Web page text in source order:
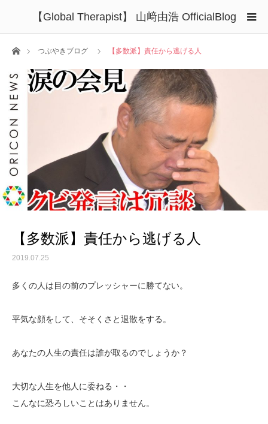
【Global Therapist】 山﨑由浩 OfficialBlog
ホームつぶやきブログ 【多数派】責任から逃げる人
【多数派】責任から逃げる人
2019.07.25
多くの人は目の前のプレッシャーに勝てない。
平気な顔をして、そそくさと退散をする。
あなたの人生の責任は誰が取るのでしょうか？
大切な人生を他人に委ねる・・
こんなに恐ろしいことはありません。